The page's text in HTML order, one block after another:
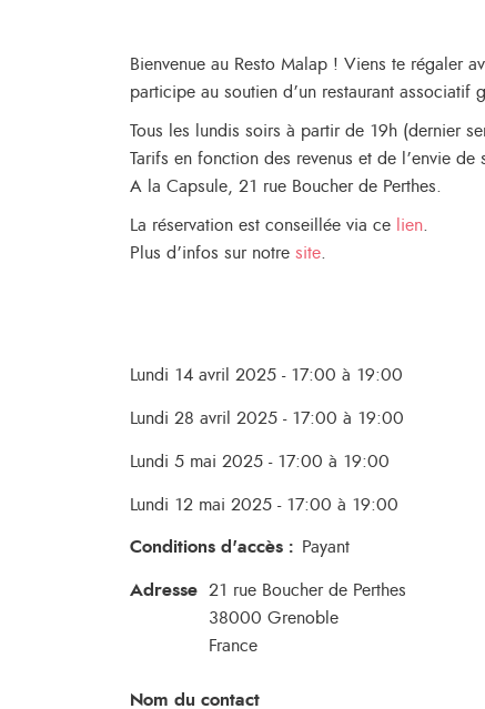
Bienvenue au Resto Malap ! Viens te régaler
participe au soutien d’un restaurant associatif
Tous les lundis soirs à partir de 19h (dernier
Tarifs en fonction des revenus et de l’envie
A la Capsule, 21 rue Boucher de Perthes.
La réservation est conseillée via ce lien
Plus d’infos sur notre site
Lundi 14 avril 2025 - 17:00 à 19:00
Lundi 28 avril 2025 - 17:00 à 19:00
Lundi 5 mai 2025 - 17:00 à 19:00
Lundi 12 mai 2025 - 17:00 à 19:00
Conditions d'accès : Payant
Adresse
21 rue Boucher de Perthes
38000 Grenoble
France
Nom du contact